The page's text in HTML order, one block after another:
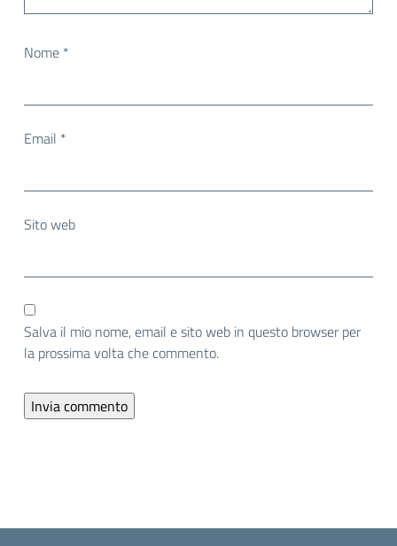
Nome *
Email *
Sito web
Salva il mio nome, email e sito web in questo browser per
la prossima volta che commento.